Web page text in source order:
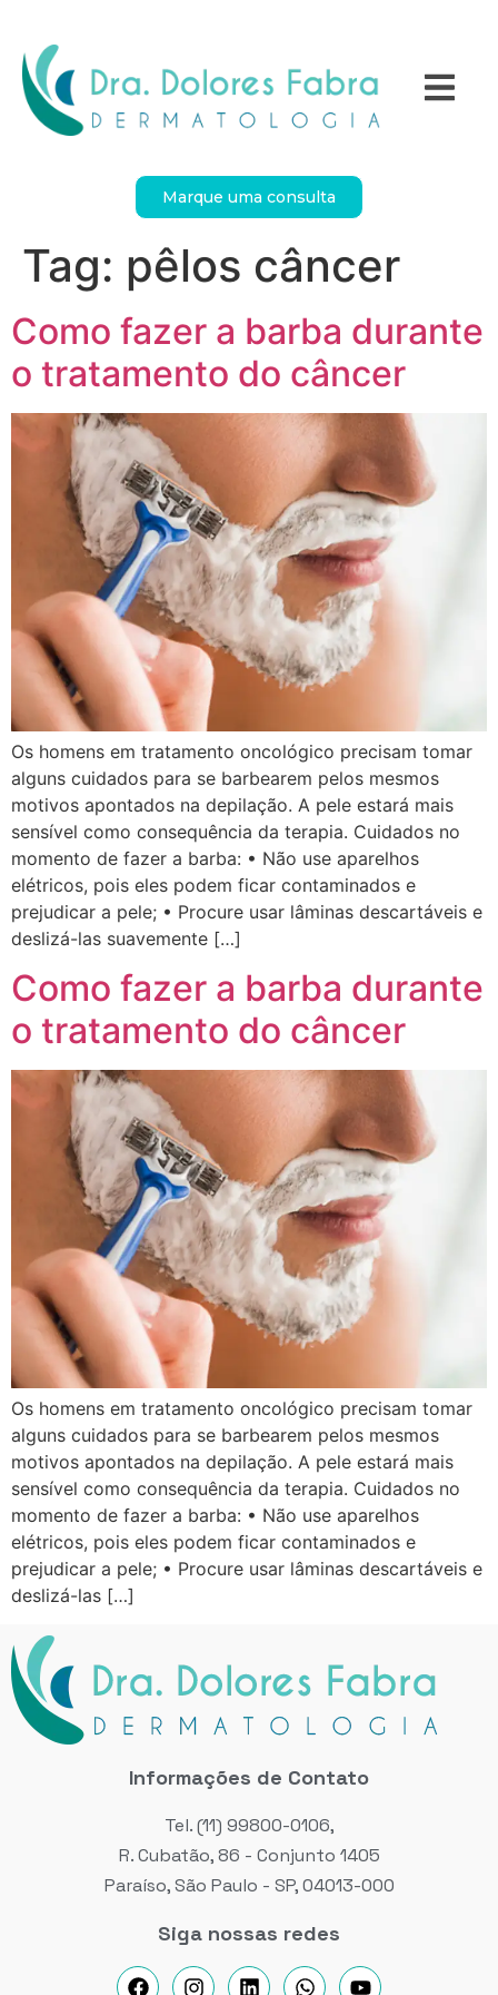
Marque uma consulta
Tag: pêlos câncer
Como fazer a barba durante
o tratamento do câncer
Os homens em tratamento oncológico precisam tomar
alguns cuidados para se barbearem pelos mesmos
motivos apontados na depilação. A pele estará mais
sensível como consequência da terapia. Cuidados no
momento de fazer a barba: • Não use aparelhos
elétricos, pois eles podem ficar contaminados e
prejudicar a pele; • Procure usar lâminas descartáveis e
deslizá-las suavemente […]
Como fazer a barba durante
o tratamento do câncer
Os homens em tratamento oncológico precisam tomar
alguns cuidados para se barbearem pelos mesmos
motivos apontados na depilação. A pele estará mais
sensível como consequência da terapia. Cuidados no
momento de fazer a barba: • Não use aparelhos
elétricos, pois eles podem ficar contaminados e
prejudicar a pele; • Procure usar lâminas descartáveis e
deslizá-las […]
Informações de Contato
Tel. (11) 99800-0106,
R. Cubatão, 86 - Conjunto 1405
Paraíso, São Paulo - SP, 04013-000
Siga nossas redes